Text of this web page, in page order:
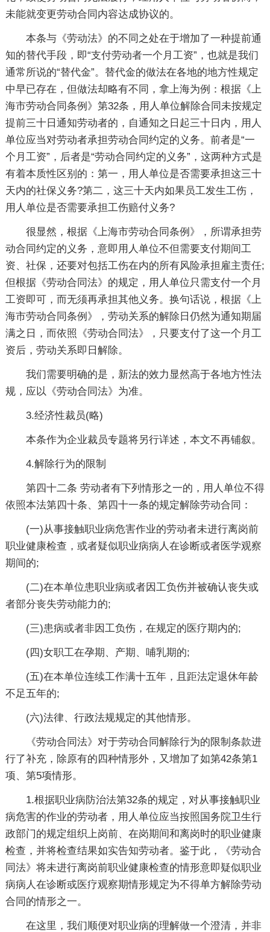
未能就变更劳动合同内容达成协议的。
本条与《劳动法》的不同之处在于增加了一种提前通
知的替代手段，即“支付劳动者一个月工资”，也就是我们
通常所说的“替代金”。替代金的做法在各地的地方性规定
中早已存在，但做法却略有不同，拿上海为例：根据《上
海市劳动合同条例》第32条，用人单位解除合同未按规定
提前三十日通知劳动者的，自通知之日起三十日内，用人
单位应当对劳动者承担劳动合同约定的义务。前者是“一
个月工资”，后者是“劳动合同约定的义务”，这两种方式是
有着本质性区别的：第一，用人单位是否需要承担这三十
天内的社保义务?第二，这三十天内如果员工发生工伤，
用人单位是否需要承担工伤赔付义务?
很显然，根据《上海市劳动合同条例》，所谓承担劳
动合同约定的义务，意即用人单位不但需要支付期间工
资、社保，还要对包括工伤在内的所有风险承担雇主责任;
但根据《劳动合同法》的规定，用人单位只需支付一个月
工资即可，而无须再承担其他义务。换句话说，根据《上
海市劳动合同条例》，劳动关系的解除日仍然为通知期届
满之日，而依照《劳动合同法》，只要支付了这一个月工
资后，劳动关系即日解除。
我们需要明确的是，新法的效力显然高于各地方性法
规，应以《劳动合同法》为准。
3.经济性裁员(略)
本条作为企业裁员专题将另行详述，本文不再铺叙。
4.解除行为的限制
第四十二条 劳动者有下列情形之一的，用人单位不得
依照本法第四十条、第四十一条的规定解除劳动合同：
(一)从事接触职业病危害作业的劳动者未进行离岗前
职业健康检查，或者疑似职业病病人在诊断或者医学观察
期间的;
(二)在本单位患职业病或者因工负伤并被确认丧失或
者部分丧失劳动能力的;
(三)患病或者非因工负伤，在规定的医疗期内的;
(四)女职工在孕期、产期、哺乳期的;
(五)在本单位连续工作满十五年，且距法定退休年龄
不足五年的;
(六)法律、行政法规规定的其他情形。
《劳动合同法》对于劳动合同解除行为的限制条款进
行了补充，除原有的四种情形外，又增加了如第42条第1
项、第5项情形。
1.根据职业病防治法第32条的规定，对从事接触职业
病危害的作业的劳动者，用人单位应当按照国务院卫生行
政部门的规定组织上岗前、在岗期间和离岗时的职业健康
检查，并将检查结果如实告知劳动者。鉴于此，《劳动合
同法》将未进行离岗前职业健康检查的情形意即疑似职业
病病人在诊断或医疗观察期情形规定为不得单方解除劳动
合同的情形之一。
在这里，我们顺便对职业病的理解做一个澄清，并非